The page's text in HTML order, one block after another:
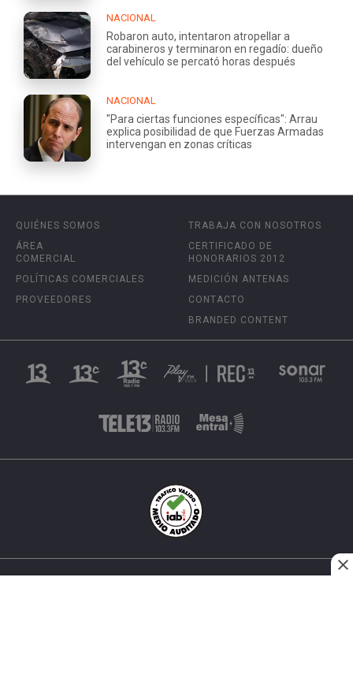
NACIONAL
Robaron auto, intentaron atropellar a
carabineros y terminaron en regadío: dueño
del vehículo se percató horas después
NACIONAL
"Para ciertas funciones específicas": Arrau
explica posibilidad de que Fuerzas Armadas
intervengan en zonas críticas
QUIÉNES SOMOS
ÁREA
COMERCIAL
POLÍTICAS COMERCIALES
PROVEEDORES
TRABAJA CON NOSOTROS
CERTIFICADO DE
HONORARIOS 2012
MEDICIÓN ANTENAS
CONTACTO
BRANDED CONTENT